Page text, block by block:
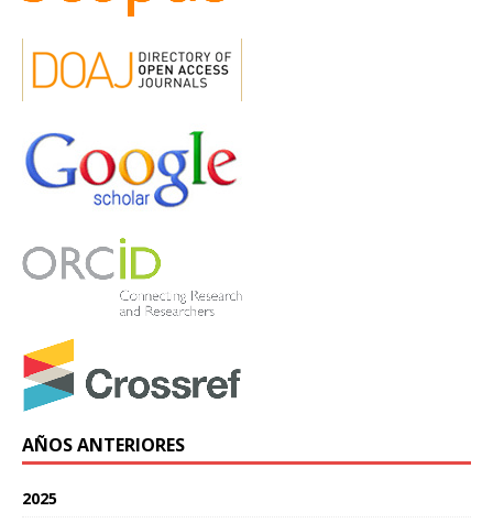
AÑOS ANTERIORES
2025